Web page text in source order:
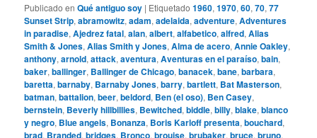
Publicado en Qué antiguo soy | Etiquetado 1960,1970,60,70,77
Sunset Strip,abramowitz,adam,adelaida,adventure,Adventures
in paradise,Ajedrez fatal,alan,albert,alfabetico,alfred,Alias
Smith & Jones,Alias Smith y Jones,Alma de acero,Annie Oakley,
anthony,arnold,attack,aventura,Aventuras en el paraíso,bain,
baker,ballinger, Ballinger de Chicago,banacek,bane,barbara,
baretta,barnaby, Barnaby Jones,barry,bartlett, Bat Masterson,
batman,battalion,beer,beldord, Ben (el oso), Ben Casey,
bernstein, Beverly hillbillies, Bewitched,biddle,billy,blake,blanco
y negro, Blue angels, Bonanza, Boris Karloff presenta,bouchard,
brad, Branded,bridges, Bronco,brouise,brubaker,bruce,bruno,